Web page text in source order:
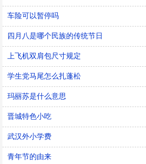
车险可以暂停吗
四月八是哪个民族的传统节日
​上飞机双肩包尺寸规定
学生党马尾怎么扎蓬松
玛丽苏是什么意思
晋城特色小吃
武汉外小学费
青年节的由来